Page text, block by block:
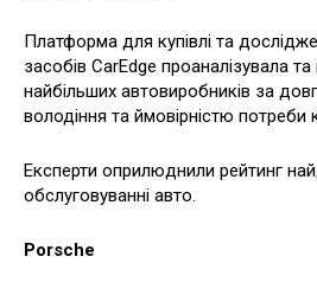
Платформа для купівлі та
засобів CarEdge проаналізувала
найбільших автовиробників за
володіння та ймовірністю потреби
Експерти оприлюднили рейтинг
обслуговуванні авто.
Porsche